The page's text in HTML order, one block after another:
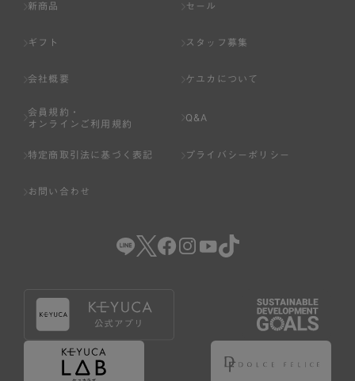
新商品 セール
ギフト スタッフ募集
会社概要 ケユカについて
会員規約・
オンラインご利用規約
Q&A
特定商取引法に基づく表記 プライバシーポリシー
お問い合わせ